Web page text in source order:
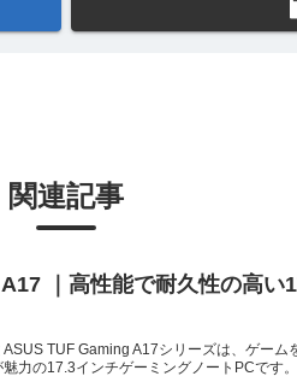
関連記事
｜高性能で耐久性の高い
TUF Gaming A17シリーズは、ゲーム
力の17.3インチゲーミングノートPCです